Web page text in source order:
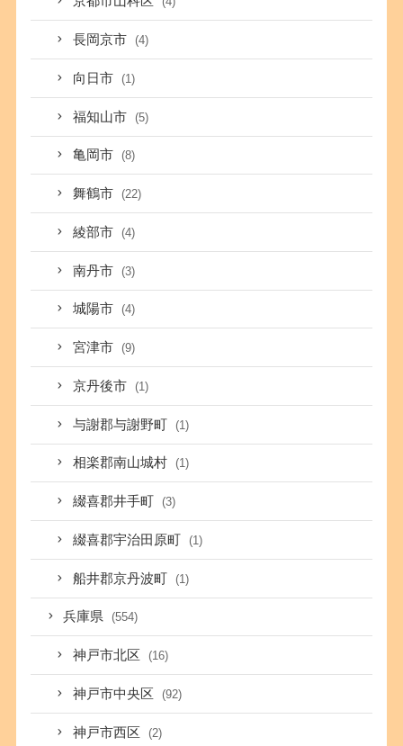
長岡京市 (4)
向日市 (1)
福知山市 (5)
亀岡市 (8)
舞鶴市 (22)
綾部市 (4)
南丹市 (3)
城陽市 (4)
宮津市 (9)
京丹後市 (1)
与謝郡与謝野町 (1)
相楽郡南山城村 (1)
綴喜郡井手町 (3)
綴喜郡宇治田原町 (1)
船井郡京丹波町 (1)
兵庫県 (554)
神戸市北区 (16)
神戸市中央区 (92)
神戸市西区 (2)